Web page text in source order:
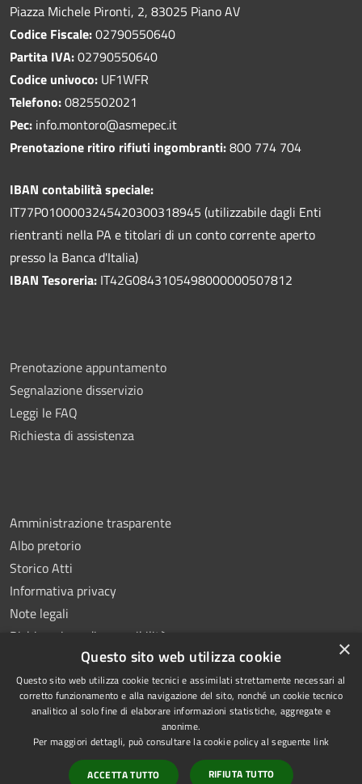
Piazza Michele Pironti, 2, 83025 Piano AV
Codice Fiscale:02790550640
Partita IVA:02790550640
Codice univoco: UF1WFR
Telefono:0825502021
Pec: info.montoro@asmepec.it
Prenotazione ritiro rifiuti ingombranti:800 774 704
IBAN contabilità speciale:
IT77P0100003245420300318945 (utilizzabile dagli Enti
rientranti nella PA e titolari di un conto corrente aperto
presso la Banca d'Italia)
IBAN Tesoreria: IT42G0843105498000000507812
Prenotazione appuntamento
Segnalazione disservizio
Leggi le FAQ
Richiesta di assistenza
Amministrazione trasparente
Albo pretorio
Storico Atti
Informativa privacy
Note legali
Dichiarazione di accessibilità
RSS
Accessibilità
Copyright © 2026 • Comune di
Montoro • Powered by
Municipium•Accesso
×
Questo sito web utilizza cookie
Questo sito web utilizza cookie tecnici e assimilati strettamente necessari al
corretto funzionamento e alla navigazione del sito, nonché un cookie tecnico
analitico al solo fine di elaborare informazioni statistiche, aggregate e
anonime.
Per maggiori dettagli, può consultare la cookie policy al seguente link
ACCETTA TUTTO RIFIUTA TUTTO